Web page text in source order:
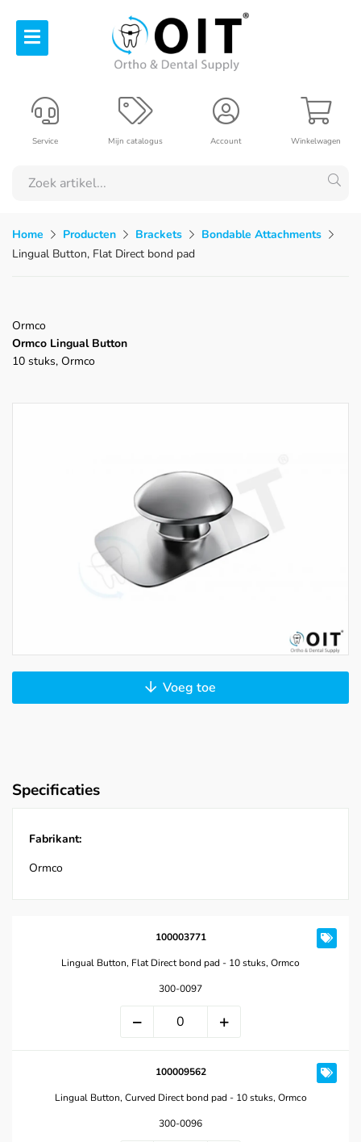
Winkelwagen
Account
Mijn catalogus
Service
Home Producten Brackets
Bondable Attachments
Lingual Button, Flat Direct bond pad
Ormco
Ormco Lingual Button
10 stuks, Ormco
Voeg toe
Specificaties
Fabrikant:
Ormco
100003771
Lingual Button, Flat Direct bond pad - 10 stuks, Ormco
300-0097
100009562
Lingual Button, Curved Direct bond pad - 10 stuks, Ormco
300-0096